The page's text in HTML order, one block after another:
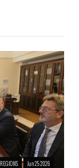
REGIONS Jun 25 2026